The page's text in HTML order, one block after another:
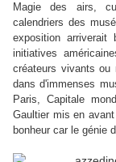
Magie des airs,
calendriers des
exposition
initiatives
créateurs vivants ou
dans d'immenses
Paris, Capitale
Gaultier mis en
bonheur car le génie